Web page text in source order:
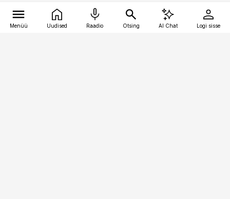
Menüü Uudised Raadio Otsing AI Chat Logi sisse